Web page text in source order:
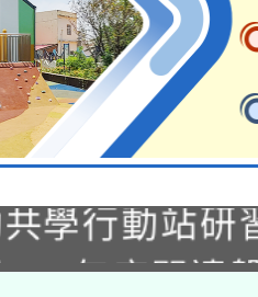
年度第2次
公告(無人
學行動站研
年度閱讀